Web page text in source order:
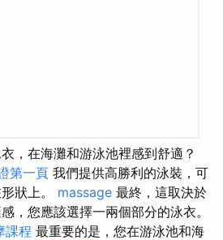
，在海灘和游泳池裡感到舒適？
第一頁 我們提供高勝利的泳裝，可
狀上。 massage 最終，這取決於
，您應該選擇一兩個部分的泳衣。
課程 最重要的是，您在游泳池和海